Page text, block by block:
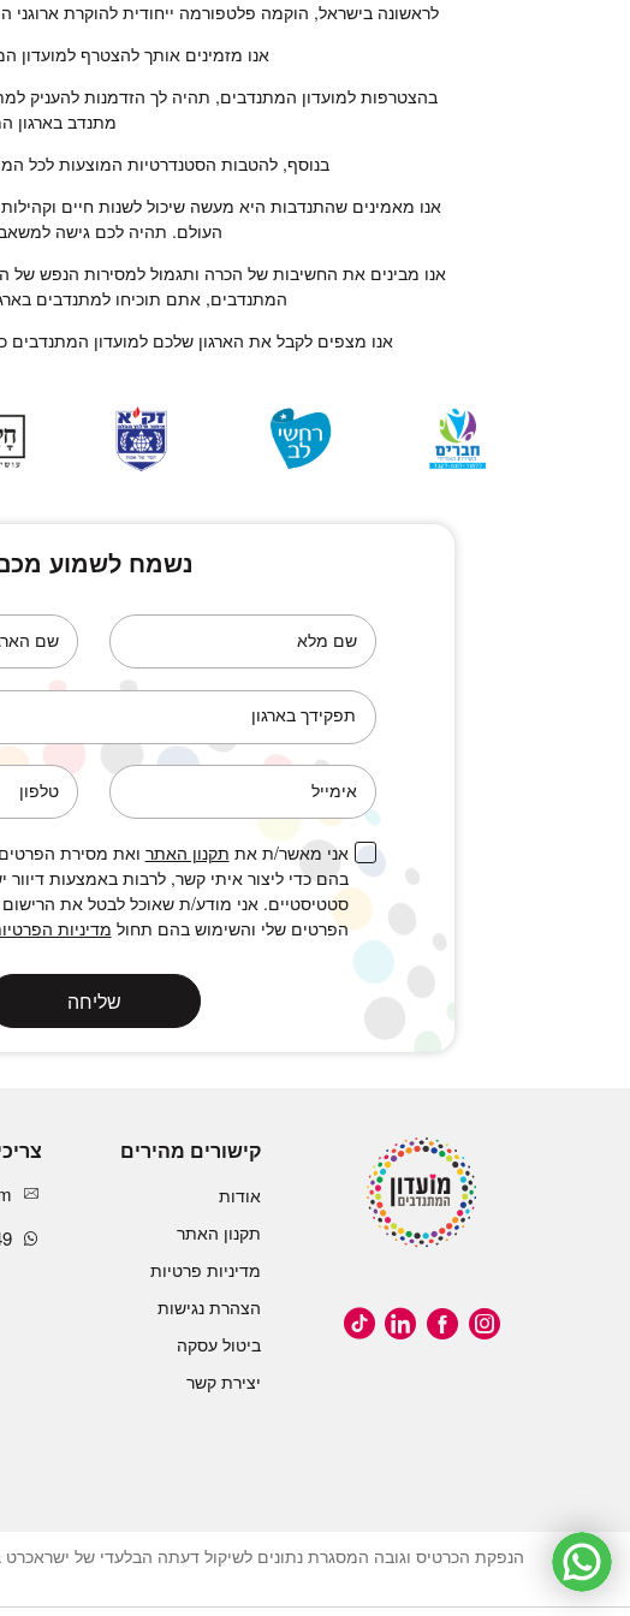
לראשונה בישראל, הוקמה פלטפורמה ייחודית להוקרת
אנו מזמינים אותך להצטרף
בהצטרפות למועדון המתנדבים, תהיה לך הזדמנות להעניק
מתנדב בארגון
בנוסף, להטבות הסטנדרטיות המוצעות לכל
אנו מאמינים שהתנדבות היא מעשה שיכול לשנות חיים
העולם. תהיה לכם גישה
אנו מבינים את החשיבות של הכרה ותגמול למסירות הנפש של
המתנדבים, אתם תוכיחו למתנדבים
אנו מצפים לקבל את הארגון שלכם למועדון
נשמח לשמוע
שם מלא שם
תפקידך בארגון
אימייל טלפון
אני מאשר/ת את תקנון האתר ואת מסירת
בהם כדי ליצור איתי קשר, לרבות באמצעות דיוור
סטטיסטיים. אני מודע/ת שאוכל לבטל את
הפרטים שלי והשימוש בהם תחול מדיניות
שליחה
קישורים מהירים
אודות
תקנון האתר
מדיניות פרטיות
הצהרת נגישות
ביטול עסקה
יצירת קשר
הנפקת הכרטיס וגובה המסגרת נתונים לשיקול דעתה הבלעדי של ישראכרט